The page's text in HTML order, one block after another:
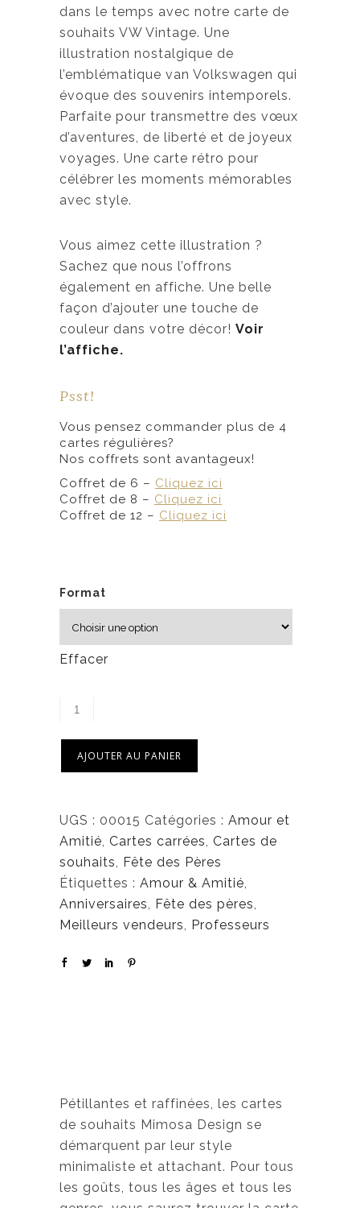
x
:
3
,
5
0
$
,
5
0
$
dans le temps avec notre carte de
souhaits VW Vintage. Une
illustration nostalgique de
l’emblématique van Volkswagen qui
évoque des souvenirs intemporels.
Parfaite pour transmettre des vœux
d’aventures, de liberté et de joyeux
voyages. Une carte rétro pour
célébrer les moments mémorables
avec style.
Vous aimez cette illustration ?
Sachez que nous l’offrons
également en affiche. Une belle
façon d’ajouter une touche de
couleur dans votre décor! Voir
l’affiche.
Psst!
Vous pensez commander plus de 4
cartes régulières?
Nos coffrets sont avantageux!
Coffret de 6 – Cliquez ici
Coffret de 8 – Cliquez ici
Coffret de 12 – Cliquez ici
Format
Effacer
AJOUTER AU PANIER
UGS : 00015 Catégories : Amour et
Amitié, Cartes carrées, Cartes de
souhaits, Fête des Pères
Étiquettes : Amour & Amitié,
Anniversaires, Fête des pères,
Meilleurs vendeurs, Professeurs
Pétillantes et raffinées, les cartes
de souhaits Mimosa Design se
démarquent par leur style
minimaliste et attachant. Pour tous
les goûts, tous les âges et tous les